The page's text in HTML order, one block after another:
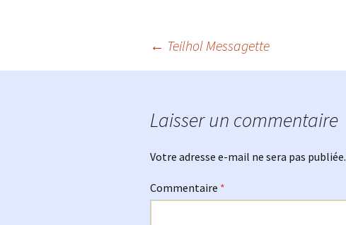
Navigation
← Teilhol Messagette
Laisser un commentaire
Votre adresse e-mail ne sera pas publiée.
Commentaire *